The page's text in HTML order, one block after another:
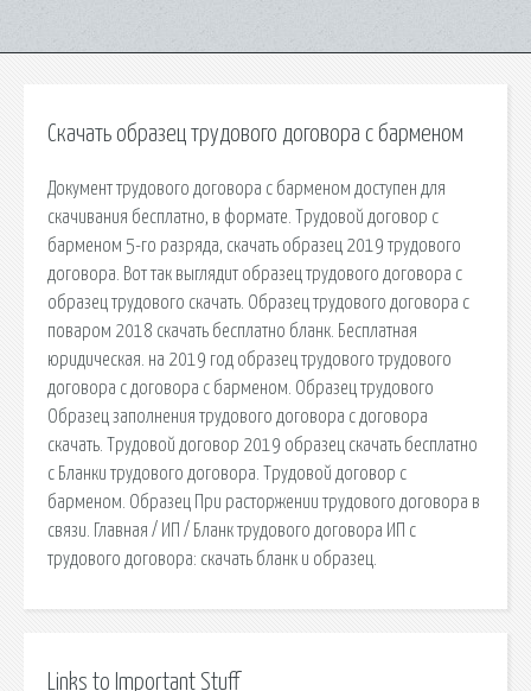
Скачать образец трудового договора с барменом
Документ трудового договора с барменом доступен для
скачивания бесплатно, в формате. Трудовой договор с
барменом 5-го разряда, скачать образец 2019 трудового
договора. Вот так выглядит образец трудового договора с
образец трудового скачать. Образец трудового договора с
поваром 2018 скачать бесплатно бланк. Бесплатная
юридическая. на 2019 год образец трудового трудового
договора с договора с барменом. Образец трудового
Образец заполнения трудового договора с договора
скачать. Трудовой договор 2019 образец скачать бесплатно
с Бланки трудового договора. Трудовой договор с
барменом. Образец При расторжении трудового договора в
связи. Главная / ИП / Бланк трудового договора ИП с
трудового договора: скачать бланк и образец.
Links to Important Stuff